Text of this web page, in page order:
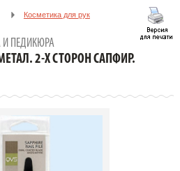
Косметика для рук
2-Х СТОРОН САПФИР.
ПЕДИКЮРА
2-Х СТОРОН САПФИР.